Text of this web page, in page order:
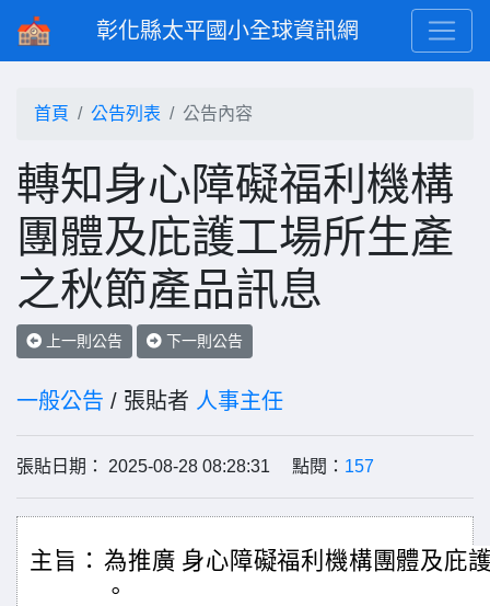
彰化縣太平國小全球資訊網
首頁 公告列表 公告內容
轉知身心障礙福利機構
團體及庇護工場所生產
之秋節產品訊息
上一則公告 下一則公告
一般公告 / 張貼者 人事主任
張貼日期： 2025-08-28 08:28:31 點閱： 157
主旨： 為推廣 身心障礙福利機構團體及庇
。